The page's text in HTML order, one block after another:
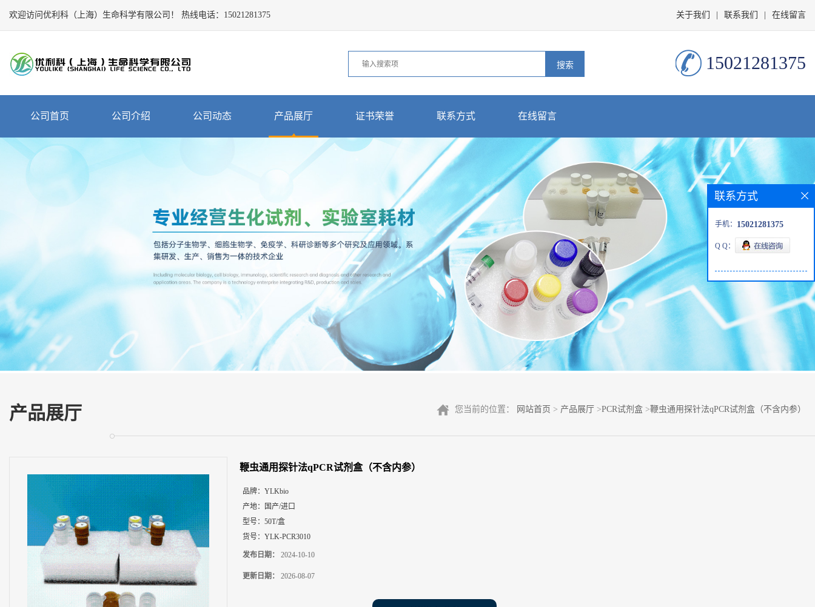
欢迎访问优利科（上海）生命科学有限公司！ 热线电话： 15021281375 关于我们 联系我们 在线留言
15021281375
Close
司
首
介
绍
证
书
荣
誉
方
式
公司首页 公司介绍 公司动态 产品展厅 证书荣誉 联系方式 在线留言
产品展厅 您当前的位置： 网站首页 > 产品展厅 >PCR试剂盒 >鞭虫通用探针法qPCR试剂盒（不含内参）
鞭虫通用探针法qPCR试剂盒（不含内参）
品牌： YLKbio
产地：
国产/进口
型号： 50T/盒
货号： YLK-PCR3010
发布日期： 2024-10-10
更新日期： 2026-08-07
联系方式
手机： 15021281375
Q Q：